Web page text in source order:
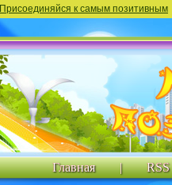
Присоединяйся к самым позитивным
Главная | RSS